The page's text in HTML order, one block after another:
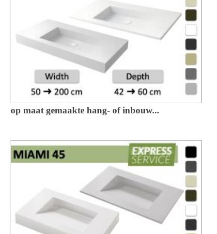
op maat gemaakte hang- of inbouw...